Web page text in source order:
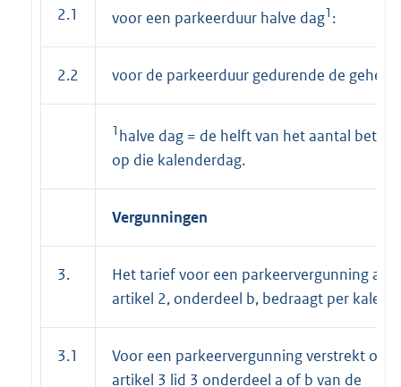
2.1 voor een parkeerduur halve dag1 :
2.2 voor de parkeerduur gedurende de gehele
1 halve dag = de helft van het aantal
op die kalenderdag.
Vergunningen
3.
Het tarief voor een parkeervergunning als
artikel 2, onderdeel b, bedraagt per
3.1
Voor een parkeervergunning verstrekt op
artikel 3 lid 3 onderdeel a of b van de